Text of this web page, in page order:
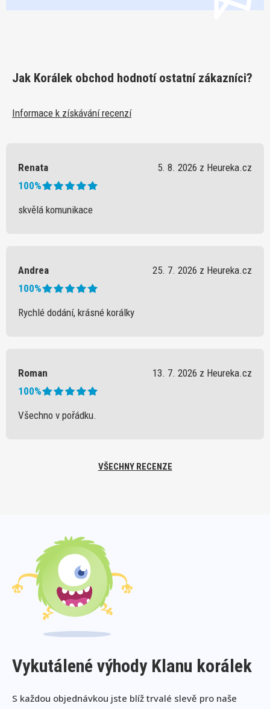
Jak Korálek obchod hodnotí ostatní zákazníci?
Informace k získávání recenzí
Renata
5. 8. 2026 z Heureka.cz
100%
skvělá komunikace
Andrea
25. 7. 2026 z Heureka.cz
100%
Rychlé dodání, krásné korálky
Roman
13. 7. 2026 z Heureka.cz
100%
Všechno v pořádku.
VŠECHNY RECENZE
Vykutálené výhody Klanu korálek
S každou objednávkou jste blíž trvalé slevě pro naše